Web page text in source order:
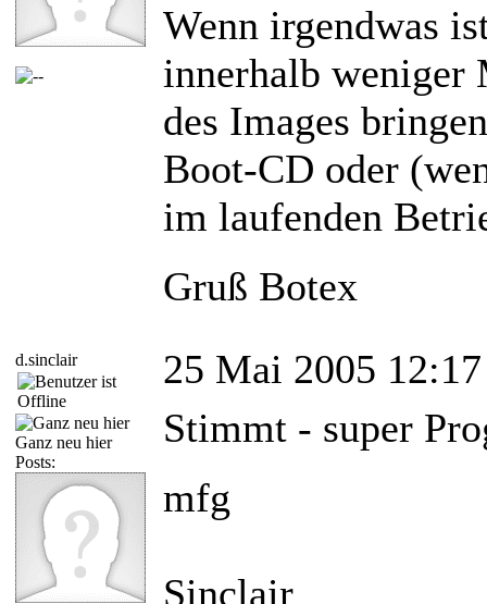
Wenn irgendwas
innerhalb weniger
des Images
Boot-CD oder
im laufenden
Gruß Botex
d.sinclair
Ganz neu hier
Posts:
25 Mai 2005 12:17
Stimmt - super
mfg
Sinclair